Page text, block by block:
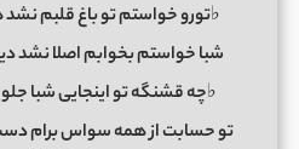
♭تورو خواستم تو باغ قلبم
شبا خواستم بخوابم اصلا نشد
♭چه قشنگه تو اینجایی شبا
تو حسابت از همه سواس برام